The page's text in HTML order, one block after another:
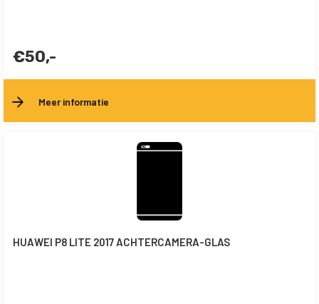
€50,-
Meer informatie
HUAWEI P8 LITE 2017 ACHTERCAMERA-GLAS